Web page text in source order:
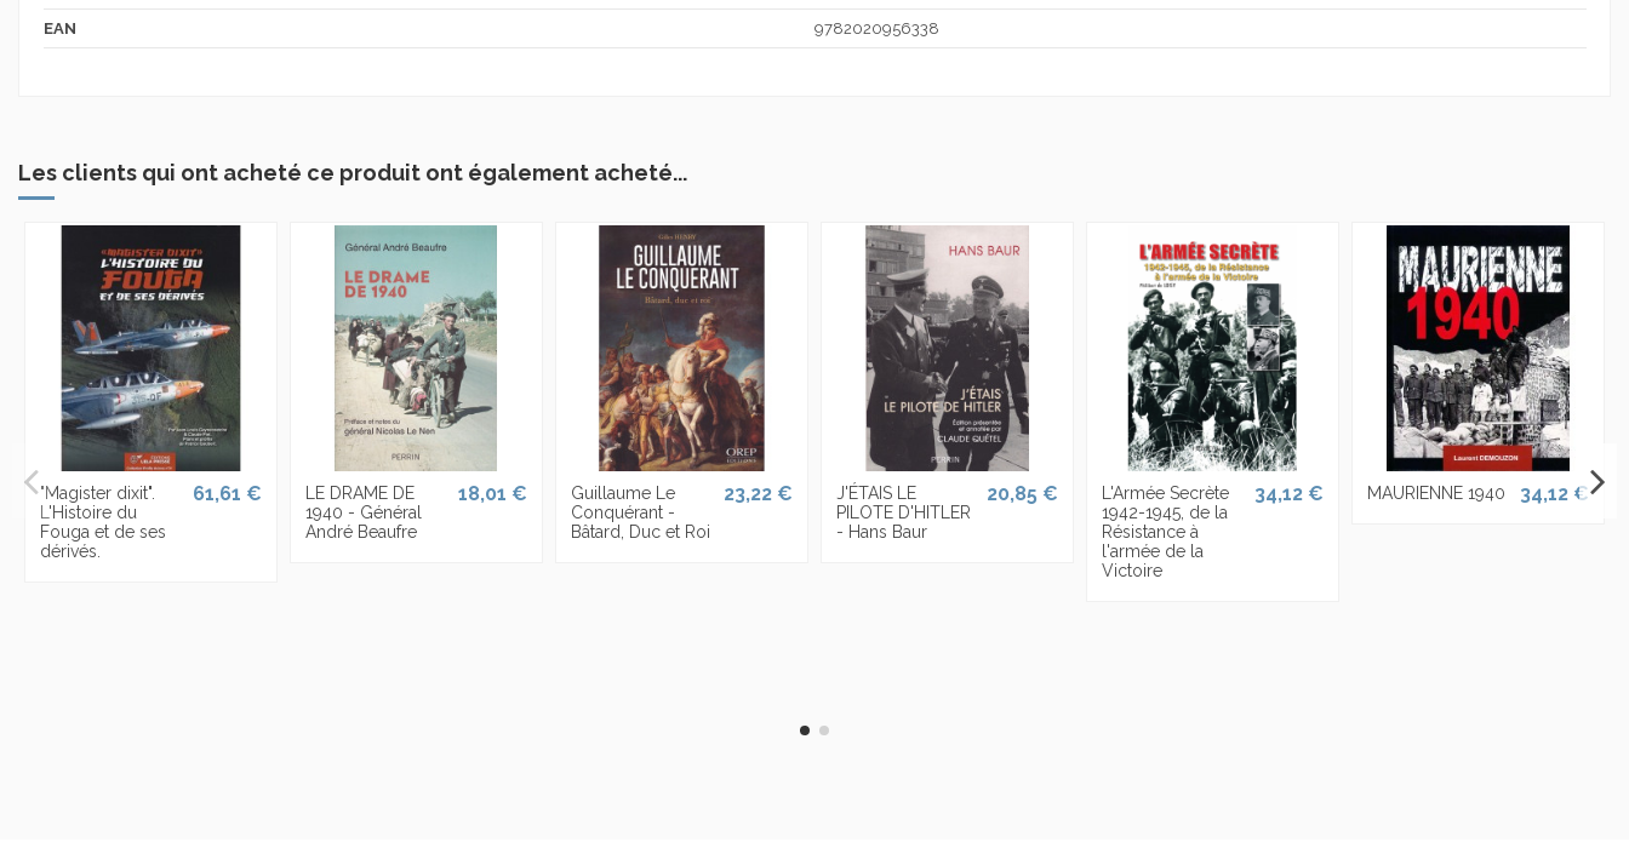
EAN 9782020956338
Les clients qui ont acheté ce produit ont également acheté...
"Magister dixit".
L'Histoire du
Fouga et de ses
dérivés.
61,61 €
LE DRAME DE
1940 - Général
André Beaufre
18,01 €
Guillaume Le
Conquérant -
Bâtard, Duc et Roi
23,22 €
J'ÉTAIS LE
PILOTE D'HITLER
- Hans Baur
20,85 €
L'Armée Secrète
1942-1945, de la
Résistance à
l'armée de la
Victoire
34,12 € MAURIENNE 1940 34,12 €